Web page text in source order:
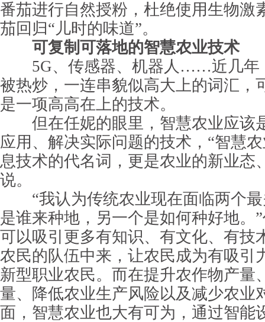
番茄进行自然授粉，杜绝使用生物激
茄回归“儿时的味道”。
可复制可落地的智慧农业技术
5G、传感器、机器人……近几年
被热炒，一连串貌似高大上的词汇，
是一项高高在上的技术。
但在任妮的眼里，智慧农业应该
应用、解决实际问题的技术，“智慧
息技术的代名词，更是农业的新业态
说。
“我认为传统农业现在面临两个最
是谁来种地，另一个是如何种好地。
可以吸引更多有知识、有文化、有技
农民的队伍中来，让农民成为有吸引
新型职业农民。而在提升农作物产量
量、降低农业生产风险以及减少农业
面，智慧农业也大有可为，通过智能